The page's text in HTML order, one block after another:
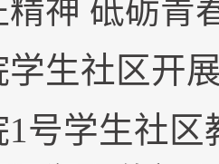
精神 砥砺青
学生社区开
1号学生社